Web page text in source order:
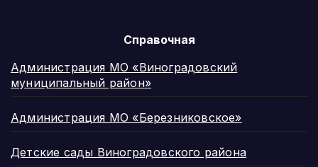
Справочная
Администрация МО «Виноградовский
муниципальный район»
Администрация МО «Березниковское»
Детские сады Виноградовского района